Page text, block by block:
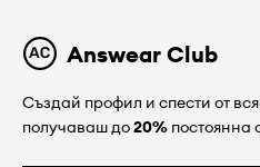
Answear Club
Създай профил и спести от
получаваш до20% постоянна